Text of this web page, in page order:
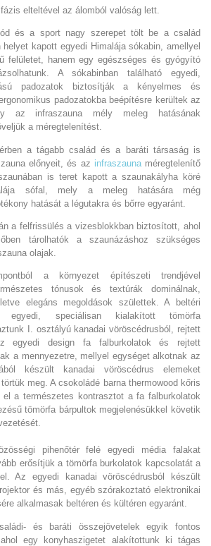
elteltével az álomból valóság lett.
és a sport nagy szerepet tölt be a család
kapott egyedi Himalája sókabin, amellyel
felületet, hanem egy egészséges és gyógyító
A sókabinban található egyedi,
padozatok biztosítják a kényelmes és
padozatokba beépítésre kerültek az
az infraszauna mély meleg hatásának
a méregtelenítést.
a tágabb család és a baráti társaság is
előnyeit, és az infraszaunaméregtelenítő
is teret kapott a szaunakályha köré
sófal, mely a meleg hatására még
hatását a légutakra és bőrre egyaránt.
a felfrissülés a vizesblokkban biztosított, ahol
tárolhatók a szaunázáshoz szükséges
olajak.
a környezet építészeti trendjével
tónusok és textúrák dominálnak,
elegáns megoldások születtek. A beltéri
egyedi, speciálisan kialakított tömörfa
I. osztályú kanadai vöröscédrusból, rejtett
egyedi design fa falburkolatok és rejtett
a mennyezetre, mellyel egységet alkotnak az
készült kanadai vöröscédrus elemeket
meg. A csokoládé barna thermowood kőris
el a természetes kontrasztot a fa falburkolatok
tömörfa bárpultok megjelenésükkel követik
pihenőtér felé egyedi média falakat
erősítjük a tömörfa burkolatok kapcsolatát a
Az egyedi kanadai vöröscédrusból készült
és más, egyéb szórakoztató elektronikai
alkalmasak beltéren és kültéren egyaránt.
és baráti összejövetelek egyik fontos
egy konyhaszigetet alakítottunk ki tágas